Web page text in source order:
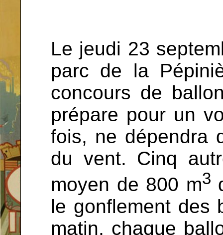
Le jeudi 23
parc de la
concours de
prépare pour un
fois, ne dépendra
du vent. Cinq
moyen de 800 m3
le gonflement des
matin, chaque